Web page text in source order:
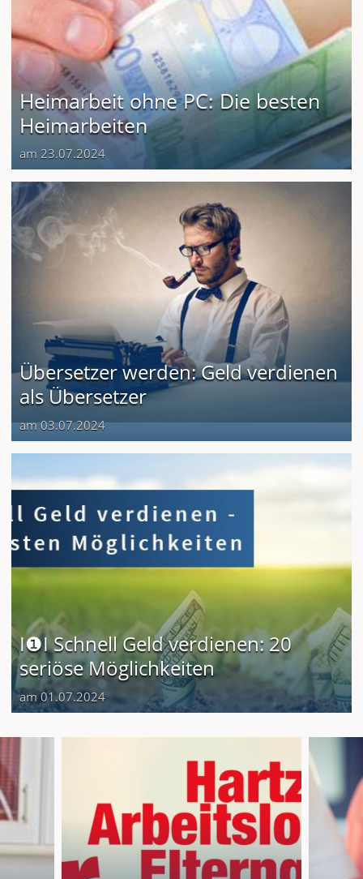
Heimarbeit ohne PC: Die besten
Heimarbeiten
am 23.07.2024
Übersetzer werden: Geld verdienen
als Übersetzer
am 03.07.2024
I❶I Schnell Geld verdienen: 20
seriöse Möglichkeiten
am 01.07.2024